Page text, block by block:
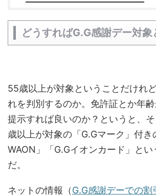
どうすればG.G感謝デー対象
55歳以上が対象ということだけれ
れを判別するのか。免許証とか年
提示すれば良いのか？というと、
歳以上が対象の「G.Gマーク」付き
WAON」「G.Gイオンカード」と
だ。
ネットの情報（G.G感謝デーでの割